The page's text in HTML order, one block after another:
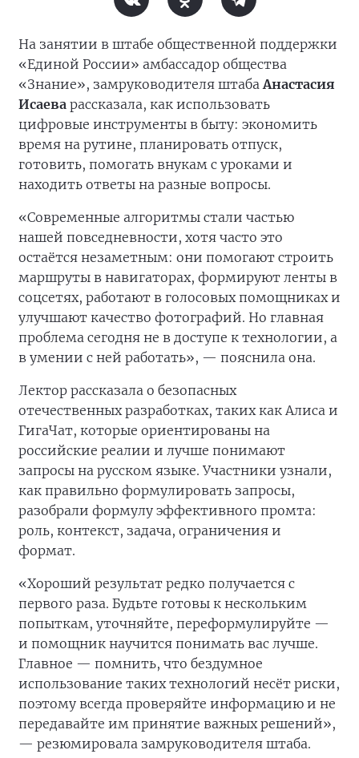
На занятии в штабе общественной поддержки
«Единой России» амбассадор общества
«Знание», замруководителя штабаАнастасия
Исаева рассказала, как использовать
цифровые инструменты в быту: экономить
время на рутине, планировать отпуск,
готовить, помогать внукам с уроками и
находить ответы на разные вопросы.
«Современные алгоритмы стали частью
нашей повседневности, хотя часто это
остаётся незаметным: они помогают строить
маршруты в навигаторах, формируют ленты в
соцсетях, работают в голосовых помощниках и
улучшают качество фотографий. Но главная
проблема сегодня не в доступе к технологии, а
в умении с ней работать», — пояснила она.
Лектор рассказала о безопасных
отечественных разработках, таких как Алиса и
ГигаЧат, которые ориентированы на
российские реалии и лучше понимают
запросы на русском языке. Участники узнали,
как правильно формулировать запросы,
разобрали формулу эффективного промта:
роль, контекст, задача, ограничения и
формат.
«Хороший результат редко получается с
первого раза. Будьте готовы к нескольким
попыткам, уточняйте, переформулируйте —
и помощник научится понимать вас лучше.
Главное — помнить, что бездумное
использование таких технологий несёт риски,
поэтому всегда проверяйте информацию и не
передавайте им принятие важных решений»,
— резюмировала замруководителя штаба.